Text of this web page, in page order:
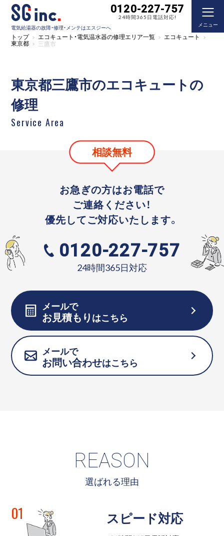
電気給湯器の故障・修理・メンテはエスジーへ
0120-227-757
24時間365日電話対応!
メニュー
トップ エコキュート・電気温水器の修理エリア一覧 エコキュート
東京都 三鷹市
東京都三鷹市のエコキュートの
修理
Service Area
相談無料
お急ぎの方はお電話で
ご連絡ください！
優先してご対応いたします。
0120-227-757
24時間365日対応
メールで
お見積もりはこちら
メールで
お問い合わせはこちら
REASON
選ばれる理由
01 スピード対応